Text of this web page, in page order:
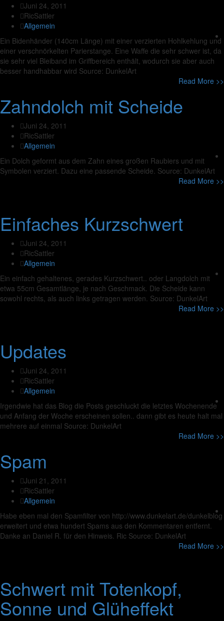
Juni 24, 2011
RicSattler
Allgemein
Ein Bidenhänder (140cm Länge) mit einer verzierten Hohlkehlung und
einer verschnörkelten Parierstange. Eine Waffe die sehr schwer ist, da
sie sehr viel Bleiband im Griffbereich enthält, wodurch sie aber auch
besser handhabbar wird Source: DunkelArt
Read More >>
Zahndolch mit Scheide
Juni 24, 2011
RicSattler
Allgemein
Ein Dolch geformt aus dem Zahn eines großen Raubiers und mit
Symbolen verziert. Dazu eine passende Scheide. Source: DunkelArt
Read More >>
Einfaches Kurzschwert
Juni 24, 2011
RicSattler
Allgemein
Ein einfach gehaltenes, gerades Kurzschwert.. oder Langdolch mit
etwa 55cm Gesamtlänge, je nach Geschmack. Die Scheide kann
sowohl rechts, als auch links getragen werden. Source: DunkelArt
Read More >>
Updates
Juni 24, 2011
RicSattler
Allgemein
Irgendwie hat das Blog die Posts geschluckt die letztes Wochenende
und Anfang der Woche erscheinen sollen.. dann gibt es heute halt mal
mehrere auf einmal Source: DunkelArt
Read More >>
Spam
Juni 21, 2011
RicSattler
Allgemein
Habe eben mal den Spamfilter von http://www.dunkelart.de/dunkelblog
erweitert und etwa hundert Spams aus den Kommentaren entfernt.
Danke an Daniel R. für den Hinweis. Ric Source: DunkelArt
Read More >>
Schwert mit Totenkopf,
Sonne und Glüheffekt